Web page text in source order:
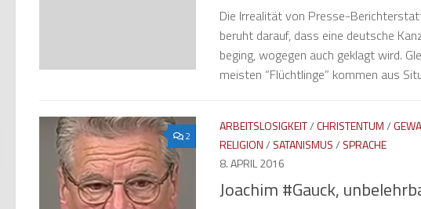
Die Irrealität von Presse-
beruht darauf, dass eine deutsche
beging, wogegen auch geklagt wird.
meisten “Flüchtlinge” kommen aus
2
ARBEITSLOSIGKEIT/CHRISTENTUM/
RELIGION/ SATANISMUS/ SPRACHE
8. APRIL 2016
Joachim #Gauck,